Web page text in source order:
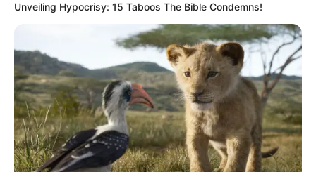
Unveiling Hypocrisy: 15 Taboos The Bible Condemns!